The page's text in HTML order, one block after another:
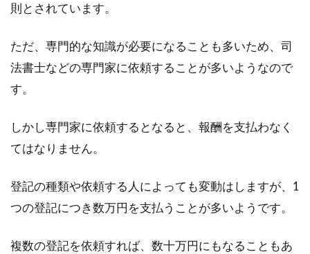
老後は賃貸が借りられない？年齢の
壁による住居問題とは？
る賃貸住...
登記・契約で必要な印鑑証明書！有
則とされています。
ただ、専門的な知識が必要になることも多いため、司
法書士などの専門家に依頼することが多いようなので
す。
しかし専門家に依頼するとなると、報酬を支払わなく
てはなりません。
登記の種類や依頼する人によっても変動はしますが、1
つの登記につき数万円を支払うことが多いようです。
複数の登記を依頼すれば、数十万円にもなることもあ